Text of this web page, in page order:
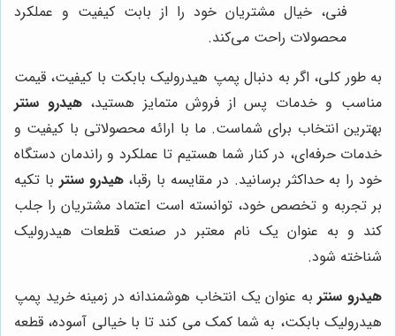
فنی، خیال مشتریان خود را از بابت کیفیت و عملکرد
محصولات راحت می‌کند.
به طور کلی، اگر به دنبال پمپ هیدرولیک بابکت با کیفیت، قیمت
مناسب و خدمات پس از فروش متمایز هستید،هیدرو سنتر
بهترین انتخاب برای شماست. ما با ارائه محصولاتی با کیفیت و
خدمات حرفه‌ای، در کنار شما هستیم تا عملکرد و راندمان دستگاه
خود را به حداکثر برسانید. در مقایسه با رقبا،هیدرو سنتر با تکیه
بر تجربه و تخصص خود، توانسته است اعتماد مشتریان را جلب
کند و به عنوان یک نام معتبر در صنعت قطعات هیدرولیک
شناخته شود.
هیدرو سنتربه عنوان یک انتخاب هوشمندانه در زمینه خرید پمپ
هیدرولیک بابکت، به شما کمک می کند تا با خیالی آسوده، قطعه